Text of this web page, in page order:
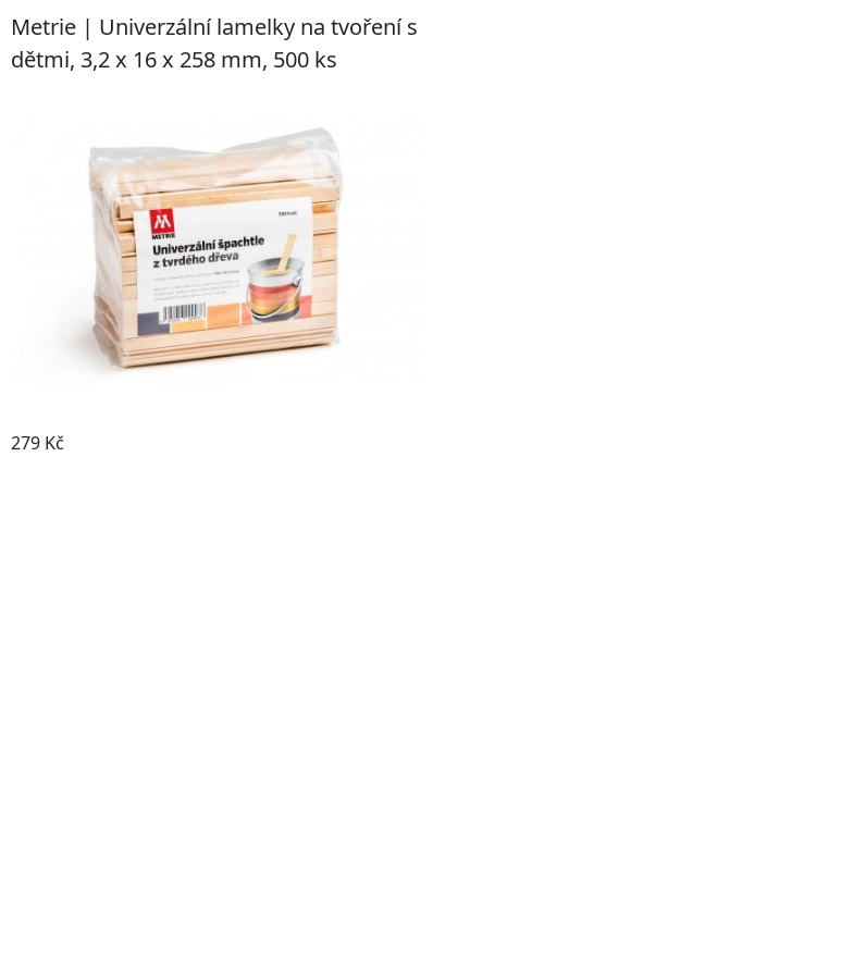
Metrie | Univerzální lamelky na tvoření s
dětmi, 3,2 x 16 x 258 mm, 500 ks
279 Kč